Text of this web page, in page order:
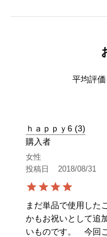
ｈａｐｐｙ6 3
購入者
女性
投稿日
2018/08/31
まだ単品で使用した
かもお祝いとして追
いものです。　今回